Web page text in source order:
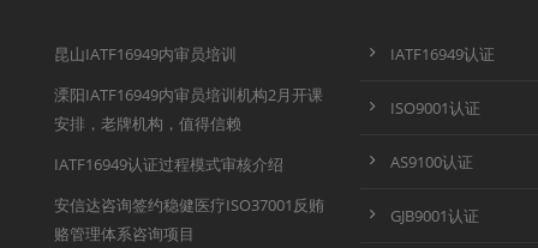
昆山IATF16949内审员培训
溧阳IATF16949内审员培训机构2月开课
安排，老牌机构，值得信赖
IATF16949认证过程模式审核介绍
安信达咨询签约稳健医疗ISO37001反贿
赂管理体系咨询项目
IATF16949认证
ISO9001认证
AS9100认证
GJB9001认证